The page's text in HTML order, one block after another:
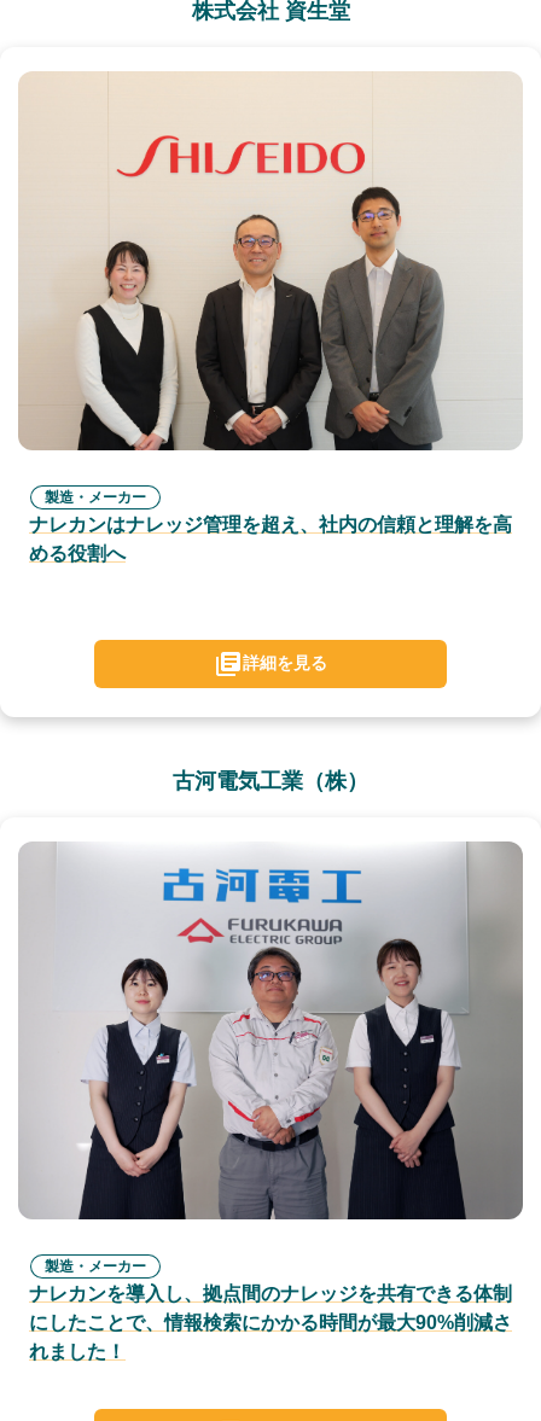
株式会社 資生堂
製造・メーカー
ナレカンはナレッジ管理を超え、社内の信頼と理解を高
める役割へ
詳細を見る
古河電気工業（株）
製造・メーカー
ナレカンを導入し、拠点間のナレッジを共有できる体制
にしたことで、情報検索にかかる時間が最大90%削減さ
れました！